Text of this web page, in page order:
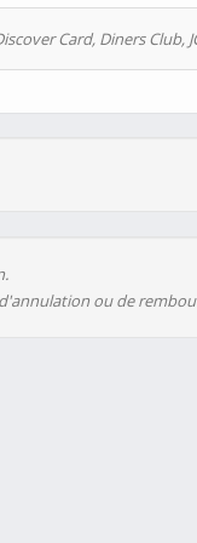
Card, Diners Club,
ou de